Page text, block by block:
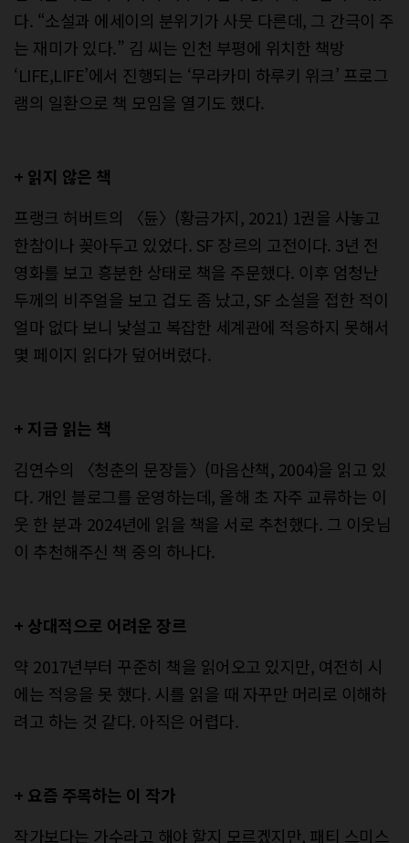
다. “소설과 에세이의 분위기가 사뭇 다른데, 그 간극이 주
는 재미가 있다.” 김 씨는 인천 부평에 위치한 책방
‘LIFE,LIFE’에서 진행되는 ‘무라카미 하루키 위크’ 프로그
램의 일환으로 책 모임을 열기도 했다.
+ 읽지 않은 책
프랭크 허버트의 〈듄〉(황금가지, 2021) 1권을 사놓고
한참이나 꽂아두고 있었다. SF 장르의 고전이다. 3년 전
영화를 보고 흥분한 상태로 책을 주문했다. 이후 엄청난
두께의 비주얼을 보고 겁도 좀 났고, SF 소설을 접한 적이
얼마 없다 보니 낯설고 복잡한 세계관에 적응하지 못해서
몇 페이지 읽다가 덮어버렸다.
+ 지금 읽는 책
김연수의 〈청춘의 문장들〉(마음산책, 2004)을 읽고 있
다. 개인 블로그를 운영하는데, 올해 초 자주 교류하는 이
웃 한 분과 2024년에 읽을 책을 서로 추천했다. 그 이웃님
이 추천해주신 책 중의 하나다.
+ 상대적으로 어려운 장르
약 2017년부터 꾸준히 책을 읽어오고 있지만, 여전히 시
에는 적응을 못 했다. 시를 읽을 때 자꾸만 머리로 이해하
려고 하는 것 같다. 아직은 어렵다.
+ 요즘 주목하는 이 작가
작가보다는 가수라고 해야 할지 모르겠지만, 패티 스미스